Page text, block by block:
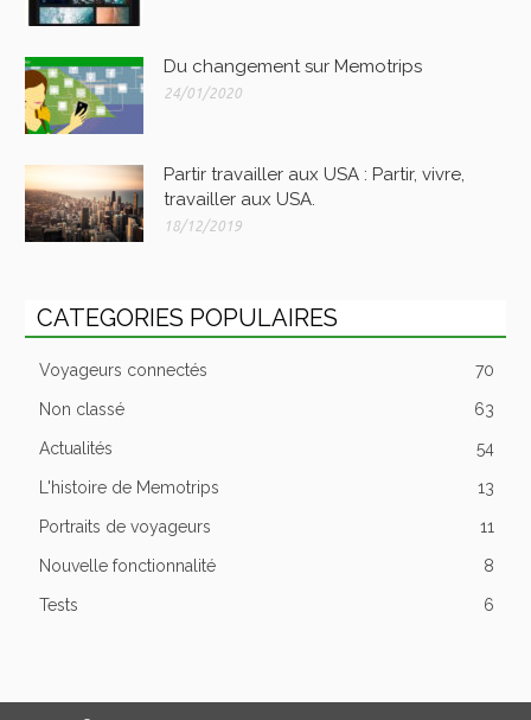
Du changement sur Memotrips
24/01/2020
Partir travailler aux USA : Partir, vivre,
travailler aux USA.
18/12/2019
CATEGORIES POPULAIRES
Voyageurs connectés 70
Non classé 63
Actualités 54
L'histoire de Memotrips 13
Portraits de voyageurs 11
Nouvelle fonctionnalité 8
Tests 6